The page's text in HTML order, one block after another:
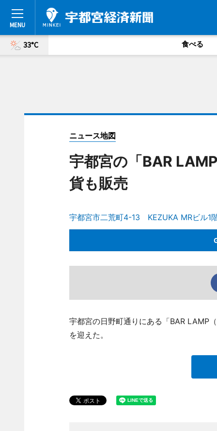
33°C 食べる
ニュース地図
宇都宮の「BAR
貨も販売
宇都宮市二荒町4-13 KEZUKA MRビル1
宇都宮の日野町通りにある「BAR LAMP
を迎えた。